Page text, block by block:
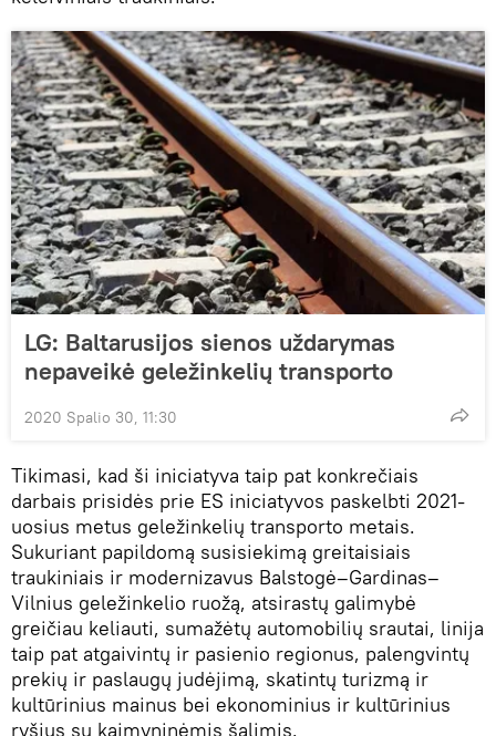
LG: Baltarusijos sienos uždarymas
nepaveikė geležinkelių transporto
2020 Spalio 30, 11:30
Tikimasi, kad ši iniciatyva taip pat konkrečiais
darbais prisidės prie ES iniciatyvos paskelbti 2021-
uosius metus geležinkelių transporto metais.
Sukuriant papildomą susisiekimą greitaisiais
traukiniais ir modernizavus Balstogė–Gardinas–
Vilnius geležinkelio ruožą, atsirastų galimybė
greičiau keliauti, sumažėtų automobilių srautai, linija
taip pat atgaivintų ir pasienio regionus, palengvintų
prekių ir paslaugų judėjimą, skatintų turizmą ir
kultūrinius mainus bei ekonominius ir kultūrinius
ryšius su kaimyninėmis šalimis.